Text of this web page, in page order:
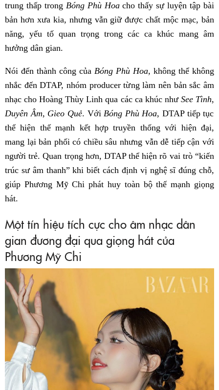
trung thấp trong Bóng Phù Hoacho thấy sự luyện tập bài
bản hơn xưa kia, nhưng vẫn giữ được chất mộc mạc, bản
năng, yếu tố quan trọng trong các ca khúc mang âm
hưởng dân gian.
Nói đến thành công của Bóng Phù Hoa, không thể không
nhắc đến DTAP, nhóm producer từng làm nên bản sắc âm
nhạc cho Hoàng Thùy Linh qua các ca khúc nhưSee Tình,
Duyên Âm, Gieo Quẻ. VớiBóng Phù Hoa, DTAP tiếp tục
thể hiện thế mạnh kết hợp truyền thống với hiện đại,
mang lại bản phối có chiều sâu nhưng vẫn dễ tiếp cận với
người trẻ. Quan trọng hơn, DTAP thể hiện rõ vai trò “kiến
trúc sư âm thanh” khi biết cách định vị nghệ sĩ đúng chỗ,
giúp Phương Mỹ Chi phát huy toàn bộ thế mạnh giọng
hát.
Một tín hiệu tích cực cho âm nhạc dân
gian đương đại qua giọng hát của
Phương Mỹ Chi